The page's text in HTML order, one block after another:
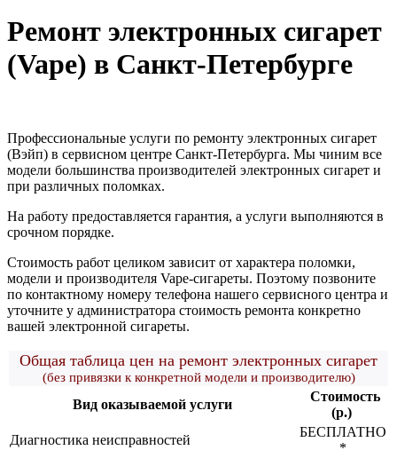
Ремонт электронных сигарет
(Vape) в Санкт-Петербурге
Профессиональные услуги по ремонту электронных сигарет
(Вэйп) в сервисном центре Санкт-Петербурга. Мы чиним все
модели большинства производителей электронных сигарет и
при различных поломках.
На работу предоставляется гарантия, а услуги выполняются в
срочном порядке.
Стоимость работ целиком зависит от характера поломки,
модели и производителя Vape-сигареты. Поэтому позвоните
по контактному номеру телефона нашего сервисного центра и
уточните у администратора стоимость ремонта конкретно
вашей электронной сигареты.
Общая таблица цен на ремонт электронных сигарет
(без привязки к конкретной модели и производителю)
Вид оказываемой услуги
Стоимость
(р.)
Диагностика неисправностей
БЕСПЛАТНО
*